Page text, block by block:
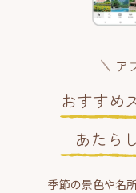
ア
おすすめ
あたら
季節の景色や名